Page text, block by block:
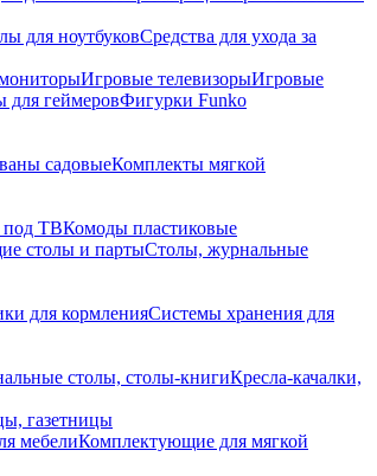
для ноутбуковСредства для ухода за
Игровые телевизорыИгровые
для геймеровФигурки Funko
садовыеКомплекты мягкой
ТВКомоды пластиковые
столы и партыСтолы, журнальные
для кормленияСистемы хранения для
столы, столы-книгиКресла-качалки,
газетницы
мебелиКомплектующие для мягкой